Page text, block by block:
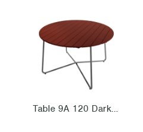
Table 9A 120 Dark red oak with hot galvanized steel base